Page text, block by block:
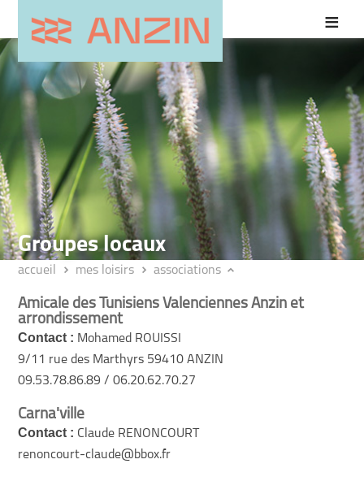
groupes locaux
accueil mes loisirs associations
Amicale des Tunisiens Valenciennes Anzin et
arrondissement
Contact : Mohamed ROUISSI
9/11 rue des Marthyrs 59410 ANZIN
09.53.78.86.89 / 06.20.62.70.27
Carna'ville
Contact : Claude RENONCOURT
renoncourt-claude@bbox.fr